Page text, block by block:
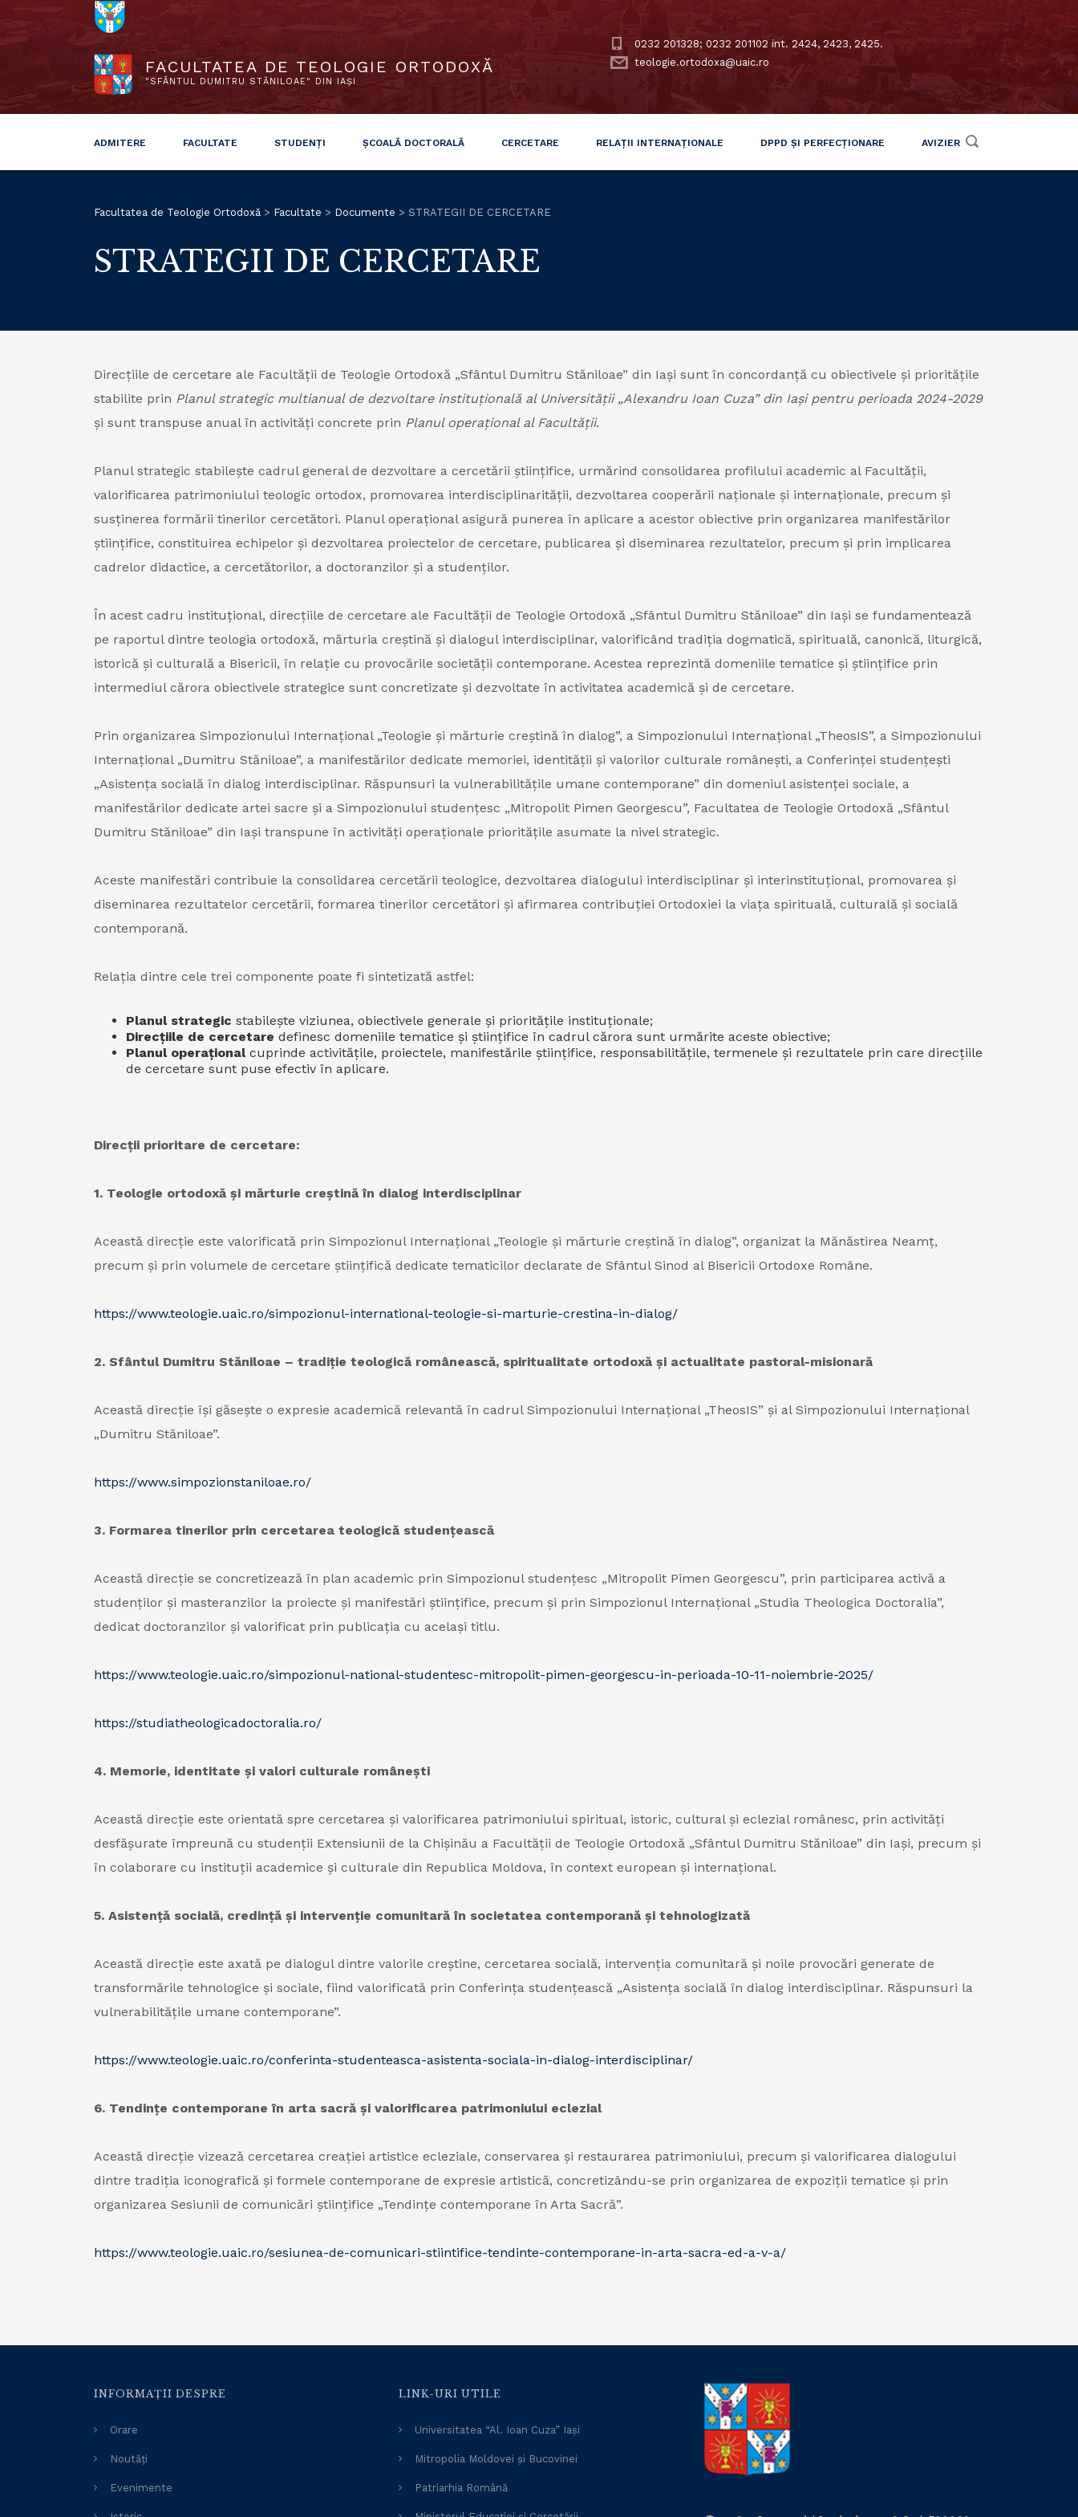
FACULTATEA DE TEOLOGIE ORTODOXĂ
"SFÂNTUL DUMITRU STĂNILOAE" DIN IAȘI
0232 201328; 0232 201102 int. 2424, 2423, 2425.
teologie.ortodoxa@uaic.ro
ADMITERE FACULTATE STUDENȚI ȘCOALĂ DOCTORALĂ CERCETARE RELAȚII INTERNAȚIONALE DPPD ȘI PERFECȚIONARE AVIZIER
Facultatea de Teologie Ortodoxă > Facultate > Documente > STRATEGII DE CERCETARE
STRATEGII DE CERCETARE
Direcțiile de cercetare ale Facultății de Teologie Ortodoxă „Sfântul Dumitru Stăniloae” din Iași sunt în concordanță cu obiectivele și prioritățile
stabilite prin Planul strategic multianual de dezvoltare instituțională al Universității „Alexandru Ioan Cuza” din Iași pentru perioada 2024-2029
și sunt transpuse anual în activități concrete prin Planul operațional al Facultății.
Planul strategic stabilește cadrul general de dezvoltare a cercetării științifice, urmărind consolidarea profilului academic al Facultății,
valorificarea patrimoniului teologic ortodox, promovarea interdisciplinarității, dezvoltarea cooperării naționale și internaționale, precum și
susținerea formării tinerilor cercetători. Planul operațional asigură punerea în aplicare a acestor obiective prin organizarea manifestărilor
științifice, constituirea echipelor și dezvoltarea proiectelor de cercetare, publicarea și diseminarea rezultatelor, precum și prin implicarea
cadrelor didactice, a cercetătorilor, a doctoranzilor și a studenților.
În acest cadru instituțional, direcțiile de cercetare ale Facultății de Teologie Ortodoxă „Sfântul Dumitru Stăniloae” din Iași se fundamentează
pe raportul dintre teologia ortodoxă, mărturia creștină și dialogul interdisciplinar, valorificând tradiția dogmatică, spirituală, canonică, liturgică,
istorică și culturală a Bisericii, în relație cu provocările societății contemporane. Acestea reprezintă domeniile tematice și științifice prin
intermediul cărora obiectivele strategice sunt concretizate și dezvoltate în activitatea academică și de cercetare.
Prin organizarea Simpozionului Internațional „Teologie și mărturie creștină în dialog”, a Simpozionului Internațional „TheosIS”, a Simpozionului
Internațional „Dumitru Stăniloae”, a manifestărilor dedicate memoriei, identității și valorilor culturale românești, a Conferinței studențești
„Asistența socială în dialog interdisciplinar. Răspunsuri la vulnerabilitățile umane contemporane” din domeniul asistenței sociale, a
manifestărilor dedicate artei sacre și a Simpozionului studențesc „Mitropolit Pimen Georgescu”, Facultatea de Teologie Ortodoxă „Sfântul
Dumitru Stăniloae” din Iași transpune în activități operaționale prioritățile asumate la nivel strategic.
Aceste manifestări contribuie la consolidarea cercetării teologice, dezvoltarea dialogului interdisciplinar și interinstituțional, promovarea și
diseminarea rezultatelor cercetării, formarea tinerilor cercetători și afirmarea contribuției Ortodoxiei la viața spirituală, culturală și socială
contemporană.
Relația dintre cele trei componente poate fi sintetizată astfel:
Planul strategic stabilește viziunea, obiectivele generale și prioritățile instituționale;
Direcțiile de cercetare definesc domeniile tematice și științifice în cadrul cărora sunt urmărite aceste obiective;
Planul operaționalcuprinde activitățile, proiectele, manifestările științifice, responsabilitățile, termenele și rezultatele prin care direcțiile
de cercetare sunt puse efectiv în aplicare.
Direcții prioritare de cercetare:
1. Teologie ortodoxă și mărturie creștină în dialog interdisciplinar
Această direcţie este valorificată prin Simpozionul Internațional „Teologie și mărturie creștină în dialog”, organizat la Mănăstirea Neamț,
precum şi prin volumele de cercetare ştiinţifică dedicate tematicilor declarate de Sfântul Sinod al Bisericii Ortodoxe Române.
https://www.teologie.uaic.ro/simpozionul-international-teologie-si-marturie-crestina-in-dialog/
2. Sfântul Dumitru Stăniloae – tradiție teologică românească, spiritualitate ortodoxă și actualitate pastoral-misionară
Această direcţie îşi găseşte o expresie academică relevantă în cadrul Simpozionului Internațional „TheosIS” și al Simpozionului Internaţional
„Dumitru Stăniloae”.
https://www.simpozionstaniloae.ro/
3. Formarea tinerilor prin cercetarea teologică studențească
Această direcție se concretizează în plan academic prin Simpozionul studențesc „Mitropolit Pimen Georgescu”, prin participarea activă a
studenților și masteranzilor la proiecte și manifestări științifice, precum și prin Simpozionul Internațional „Studia Theologica Doctoralia”,
dedicat doctoranzilor și valorificat prin publicația cu același titlu.
https://www.teologie.uaic.ro/simpozionul-national-studentesc-mitropolit-pimen-georgescu-in-perioada-10-11-noiembrie-2025/
https://studiatheologicadoctoralia.ro/
4. Memorie, identitate și valori culturale românești
Această direcție este orientată spre cercetarea și valorificarea patrimoniului spiritual, istoric, cultural și eclezial românesc, prin activități
desfășurate împreună cu studenții Extensiunii de la Chișinău a Facultății de Teologie Ortodoxă „Sfântul Dumitru Stăniloae” din Iași, precum și
în colaborare cu instituții academice și culturale din Republica Moldova, în context european și internațional.
5. Asistență socială, credință și intervenție comunitară în societatea contemporană și tehnologizată
Această direcție este axată pe dialogul dintre valorile creștine, cercetarea socială, intervenția comunitară și noile provocări generate de
transformările tehnologice și sociale, fiind valorificată prin Conferința studențească „Asistența socială în dialog interdisciplinar. Răspunsuri la
vulnerabilitățile umane contemporane”.
https://www.teologie.uaic.ro/conferinta-studenteasca-asistenta-sociala-in-dialog-interdisciplinar/
6. Tendințe contemporane în arta sacră și valorificarea patrimoniului eclezial
Această direcție vizează cercetarea creației artistice ecleziale, conservarea și restaurarea patrimoniului, precum și valorificarea dialogului
dintre tradiția iconografică și formele contemporane de expresie artistică, concretizându-se prin organizarea de expoziții tematice și prin
organizarea Sesiunii de comunicări științifice „Tendințe contemporane în Arta Sacră”.
https://www.teologie.uaic.ro/sesiunea-de-comunicari-stiintifice-tendinte-contemporane-in-arta-sacra-ed-a-v-a/
INFORMAȚII DESPRE
Orare
Noutăți
Evenimente
LINK-URI UTILE
Universitatea “Al. Ioan Cuza” Iași
Mitropolia Moldovei și Bucovinei
Patriarhia Română